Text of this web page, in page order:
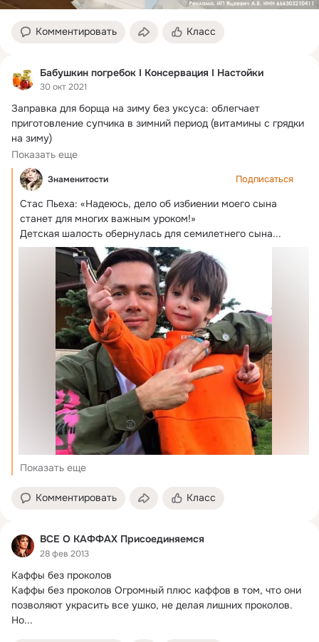
Комментировать Класс
Бабушкин погребок I Консервация I Настойки
30 окт 2021
Заправка для борща на зиму без уксуса: облегчает
приготовление супчика в зимний период (витамины с грядки
на зиму)
Удобная заготовка...
Показать еще
Знаменитости Подписаться
Стас Пьеха: «Надеюсь, дело об избиении моего сына
станет для многих важным уроком!»
Детская шалость обернулась для семилетнего сына...
Показать еще
Комментировать Класс
ВСЕ О КАФФАХ Присоединяемся
28 фев 2013
Каффы без проколов
Каффы без проколов Огромный плюс каффов в том, что они
позволяют украсить все ушко, не делая лишних проколов.
Но...